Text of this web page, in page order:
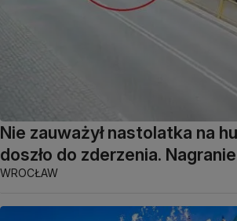
Nie zauważył nastolatka na
doszło do zderzenia. Nagranie
WROCŁAW